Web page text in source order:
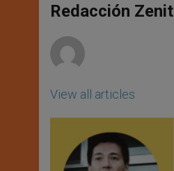
p
p
g
e
o
k
r
Redacción Zenit
View all articles